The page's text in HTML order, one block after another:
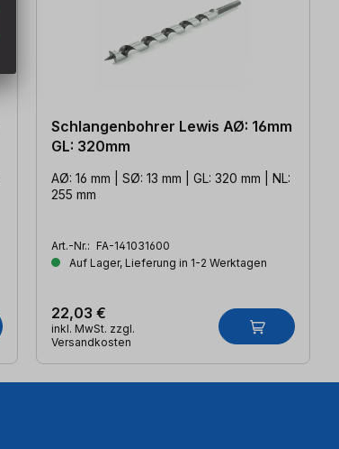
Schlangenbohrer Lewis AØ: 16mm
GL: 320mm
AØ: 16 mm | SØ: 13 mm | GL: 320 mm | NL:
255 mm
Art.-Nr.: FA-141031600
Auf Lager, Lieferung in 1-2 Werktagen
22,03 €
inkl. MwSt. zzgl.
Versandkosten